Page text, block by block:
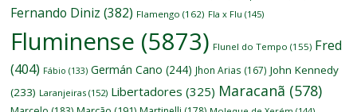
Fernando Diniz (382) Flamengo (162) Fla x Flu (145)
Fluminense (5873) Flunel do Tempo (155) Fred
(404) Fábio (133) Germán Cano (244) Jhon Arias (167) John Kennedy
(233) Laranjeiras (152) Libertadores (325) Maracanã (578)